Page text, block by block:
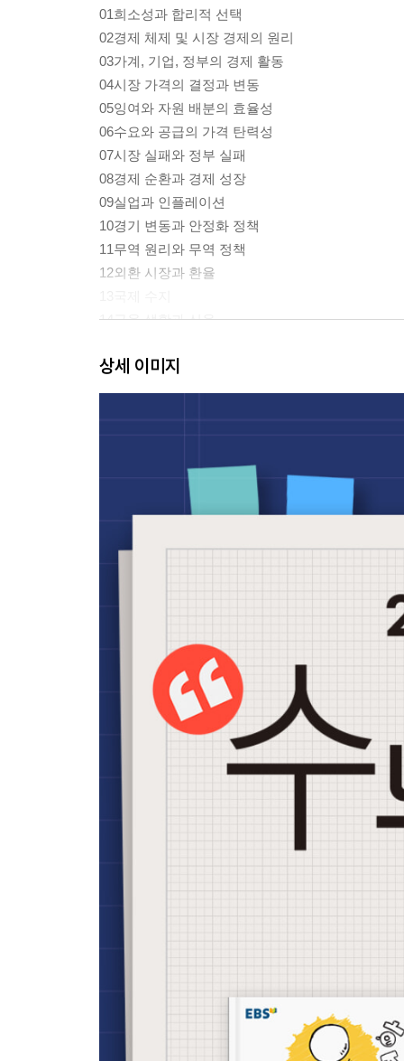
01희소성과 합리적 선택
02경제 체제 및 시장 경제의 원리
03가계, 기업, 정부의 경제 활동
04시장 가격의 결정과 변동
05잉여와 자원 배분의 효율성
06수요와 공급의 가격 탄력성
07시장 실패와 정부 실패
08경제 순환과 경제 성장
09실업과 인플레이션
10경기 변동과 안정화 정책
11무역 원리와 무역 정책
12외환 시장과 환율
14금융 생활과 신용
실전 모의고사 1회
실전 모의고사 5회
상세 이미지